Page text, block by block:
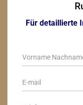
Für detaillierte